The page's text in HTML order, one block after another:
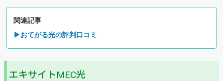
関連記事
▶おてがる光の評判口コミ
エキサイトMEC光